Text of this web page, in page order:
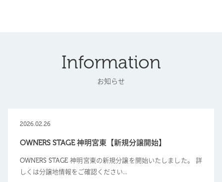
Information
お知らせ
2026.02.26
OWNERS STAGE 神明宮東【新規分譲開始】
OWNERS STAGE 神明宮東の新規分譲を開始いたしました。 詳
しくは分譲地情報をご確認ください...